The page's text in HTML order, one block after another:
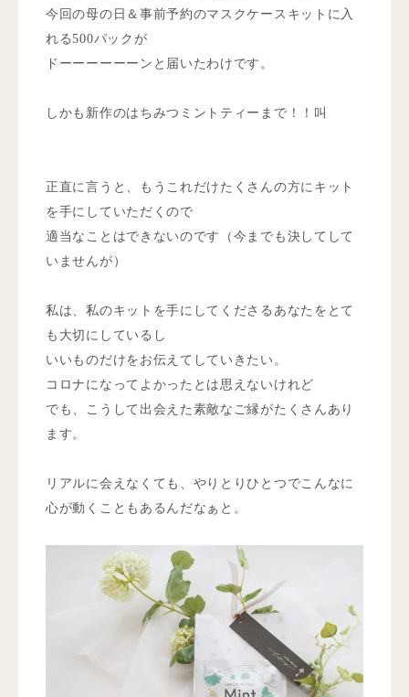
今回の母の日＆事前予約のマスクケースキットに入
れる500パックが
ドーーーーーーンと届いたわけです。
しかも新作のはちみつミントティーまで！！叫
正直に言うと、もうこれだけたくさんの方にキット
を手にしていただくので
適当なことはできないのです（今までも決してして
いませんが）
私は、私のキットを手にしてくださるあなたをとて
も大切にしているし
いいものだけをお伝えてしていきたい。
コロナになってよかったとは思えないけれど
でも、こうして出会えた素敵なご縁がたくさんあり
ます。
リアルに会えなくても、やりとりひとつでこんなに
心が動くこともあるんだなぁと。